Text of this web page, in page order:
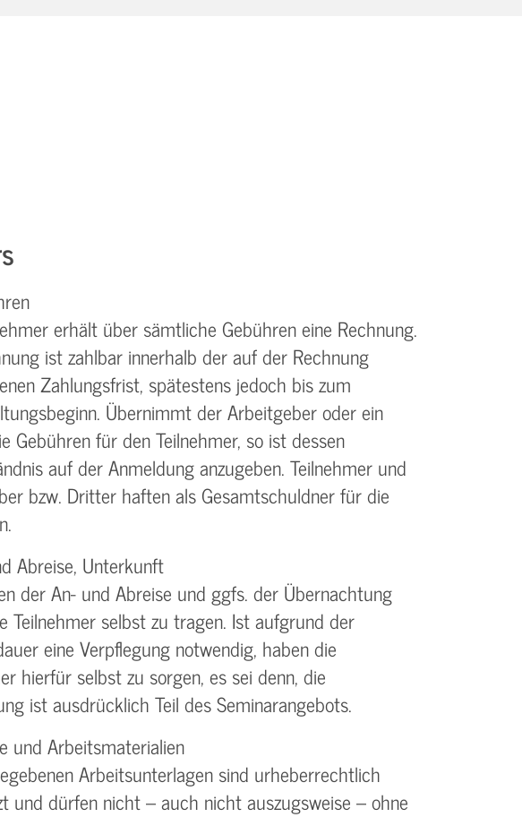
erhält über sämtliche Gebühren eine Rechnung.
ist zahlbar innerhalb der auf der Rechnung
Zahlungsfrist, spätestens jedoch bis zum
Übernimmt der Arbeitgeber oder ein
Gebühren für den Teilnehmer, so ist dessen
auf der Anmeldung anzugeben. Teilnehmer und
bzw. Dritter haften als Gesamtschuldner für die
Abreise, Unterkunft
der An- und Abreise und ggfs. der Übernachtung
Teilnehmer selbst zu tragen. Ist aufgrund der
eine Verpflegung notwendig, haben die
hierfür selbst zu sorgen, es sei denn, die
ist ausdrücklich Teil des Seminarangebots.
und Arbeitsmaterialien
Arbeitsunterlagen sind urheberrechtlich
und dürfen nicht – auch nicht auszugsweise – ohne